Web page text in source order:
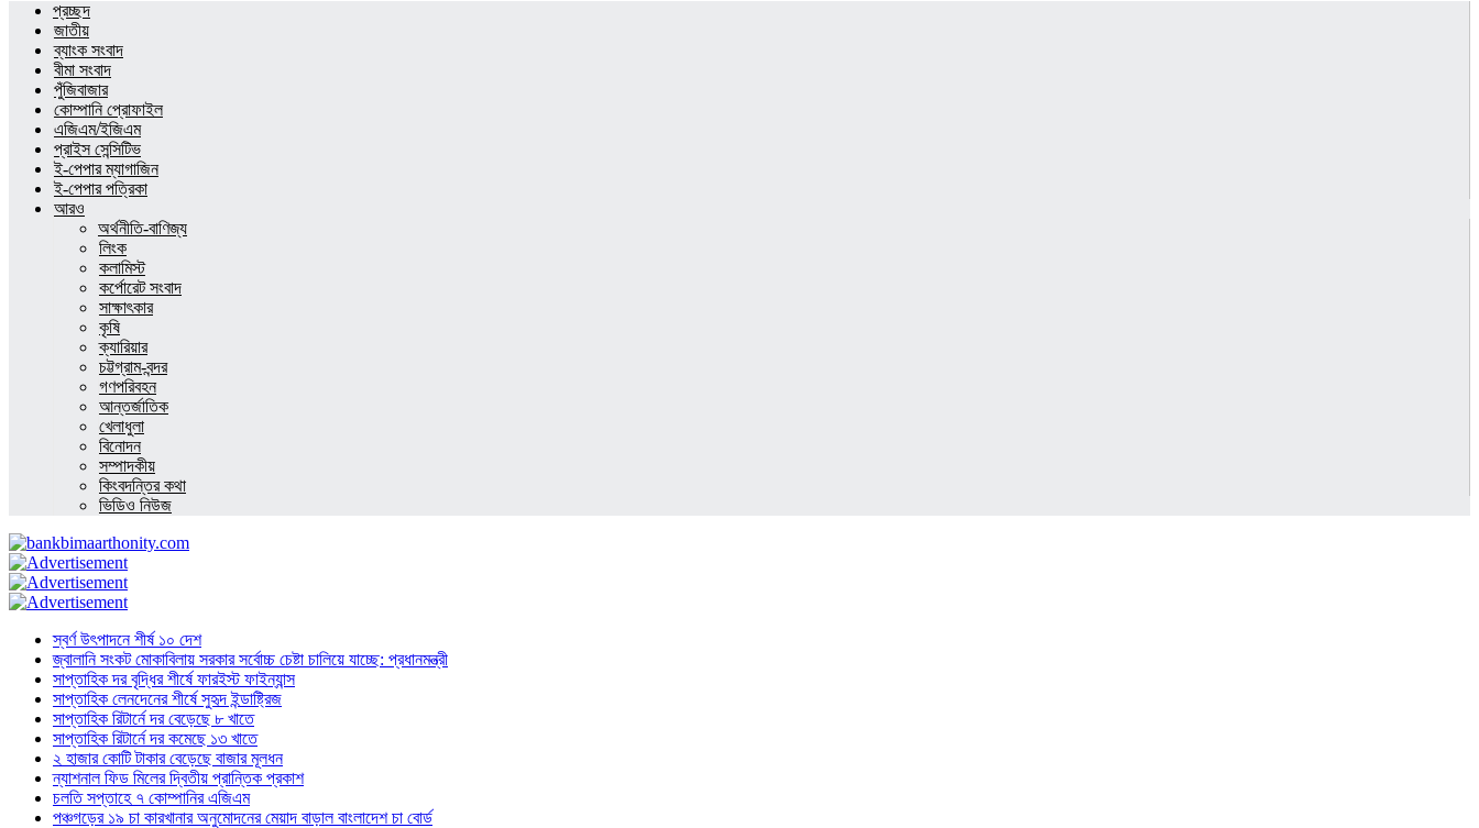
প্রচ্ছদ
জাতীয়
ব্যাংক সংবাদ
বীমা সংবাদ
পুঁজিবাজার
কোম্পানি প্রোফাইল
এজিএম/ইজিএম
প্রাইস সেন্সিটিভ
ই-পেপার ম্যাগাজিন
ই-পেপার পত্রিকা
আরও
অর্থনীতি-বাণিজ্য
লিংক
কলামিস্ট
কর্পোরেট সংবাদ
সাক্ষাৎকার
কৃষি
ক্যারিয়ার
চট্টগ্রাম-বন্দর
গণপরিবহন
আন্তর্জাতিক
খেলাধুলা
বিনোদন
সম্পাদকীয়
কিংবদন্তির কথা
ভিডিও নিউজ
স্বর্ণ উৎপাদনে শীর্ষ ১০ দেশ
জ্বালানি সংকট মোকাবিলায় সরকার সর্বোচ্চ চেষ্টা চালিয়ে যাচ্ছে: প্রধানমন্ত্রী
সাপ্তাহিক দর বৃদ্ধির শীর্ষে ফারইস্ট ফাইন্যান্স
সাপ্তাহিক লেনদেনের শীর্ষে সুহৃদ ইন্ডাষ্ট্রিজ
সাপ্তাহিক রিটার্নে দর বেড়েছে ৮ খাতে
সাপ্তাহিক রিটার্নে দর কমেছে ১৩ খাতে
২ হাজার কোটি টাকার বেড়েছে বাজার মূলধন
ন্যাশনাল ফিড মিলের দ্বিতীয় প্রান্তিক প্রকাশ
চলতি সপ্তাহে ৭ কোম্পানির এজিএম
পঞ্চগড়ের ১৯ চা কারখানার অনুমোদনের মেয়াদ বাড়াল বাংলাদেশ চা বোর্ড